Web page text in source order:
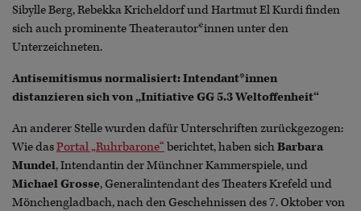
Sibylle Berg, Rebekka Kricheldorf und Hartmut El Kurdi finden
sich auch prominente Theaterautor*innen unter den
Unterzeichneten.
Antisemitismus normalisiert: Intendant*innen
distanzieren sich von „Initiative GG 5.3 Weltoffenheit“
An anderer Stelle wurden dafür Unterschriften zurückgezogen:
Wie dasPortal „Ruhrbarone“ berichtet, haben sichBarbara
Mundel, Intendantin der Münchner Kammerspiele, und
Michael Grosse, Generalintendant des Theaters Krefeld und
Mönchengladbach, nach den Geschehnissen des 7. Oktober von